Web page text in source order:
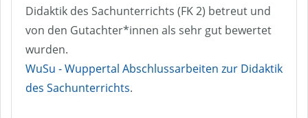
Didaktik des Sachunterrichts (FK 2) betreut und
von den Gutachter*innen als sehr gut bewertet
wurden.
WuSu - Wuppertal Abschlussarbeiten zur Didaktik
des Sachunterrichts.